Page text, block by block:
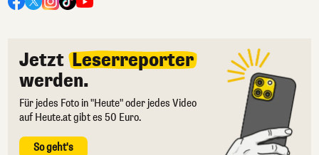
Jetzt Leserreporter
werden.
Für jedes Foto in "Heute" oder jedes Video
auf Heute.at gibt es 50 Euro.
So geht's